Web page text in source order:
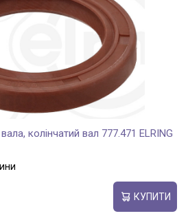
колінчатий вал 777.471 ELRING
КУПИТИ